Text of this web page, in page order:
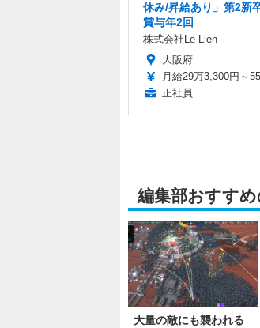
休み/昇給あり」第2新
賞与年2回
株式会社Le Lien
大阪府
月給29万3,300円～
正社員
編集部おすす
大量の敵にも襲われる